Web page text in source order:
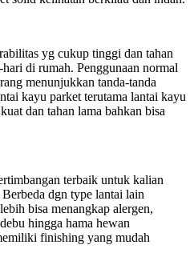
yg cukup tinggi dan tahan
di rumah. Penggunaan normal
menunjukkan tanda-tanda
kayu parket terutama lantai kayu
dan tahan lama bahkan bisa
terbaik untuk kalian
dgn type lantai lain
bisa menangkap alergen,
hingga hama hewan
finishing yang mudah